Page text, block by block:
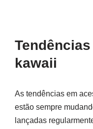
kawaii
As tendências em
estão sempre
lançadas